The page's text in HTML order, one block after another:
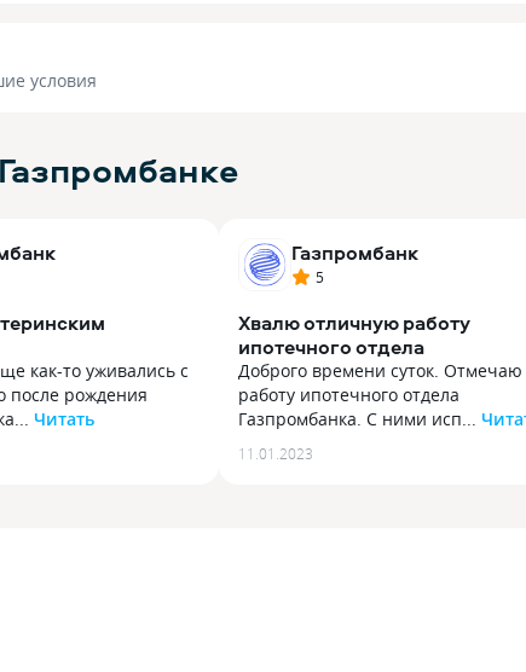
условия
как-то уживались с
после рождения
Читать
как-то уживались с
после рождения
Газпромбанк
5
Хвалю отличную работу
ипотечного отдела
Доброго времени суток. Отмечаю
работу ипотечного отдела
Газпромбанка. С ними исп...
Доброго времени суток. Отмечаю
работу ипотечного отдела
11.01.2023